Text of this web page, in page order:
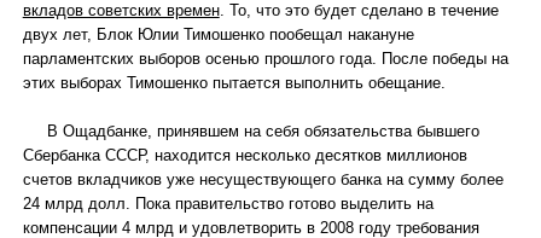
вкладов советских времен. То, что это будет сделано в течение
двух лет, Блок Юлии Тимошенко пообещал накануне
парламентских выборов осенью прошлого года. После победы на
этих выборах Тимошенко пытается выполнить обещание.
В Ощадбанке, принявшем на себя обязательства бывшего
Сбербанка СССР, находится несколько десятков миллионов
счетов вкладчиков уже несуществующего банка на сумму более
24 млрд долл. Пока правительство готово выделить на
компенсации 4 млрд и удовлетворить в 2008 году требования